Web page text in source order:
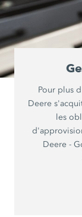
Pour plus
Deere
les
Deere -